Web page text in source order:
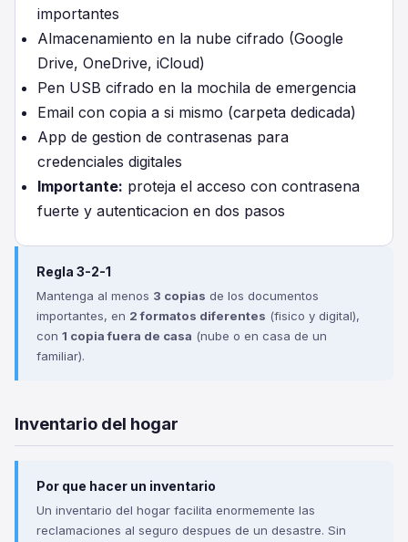
importantes
Almacenamiento en la nube cifrado (Google
Drive, OneDrive, iCloud)
Pen USB cifrado en la mochila de emergencia
Email con copia a si mismo (carpeta dedicada)
App de gestion de contrasenas para
credenciales digitales
Importante: proteja el acceso con contrasena
fuerte y autenticacion en dos pasos
Regla 3-2-1
Mantenga al menos 3 copias de los documentos
importantes, en 2 formatos diferentes (fisico y digital),
con 1 copia fuera de casa (nube o en casa de un
familiar).
Inventario del hogar
Por que hacer un inventario
Un inventario del hogar facilita enormemente las
reclamaciones al seguro despues de un desastre. Sin